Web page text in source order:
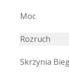
Moc
Rozruch
Skrzynia